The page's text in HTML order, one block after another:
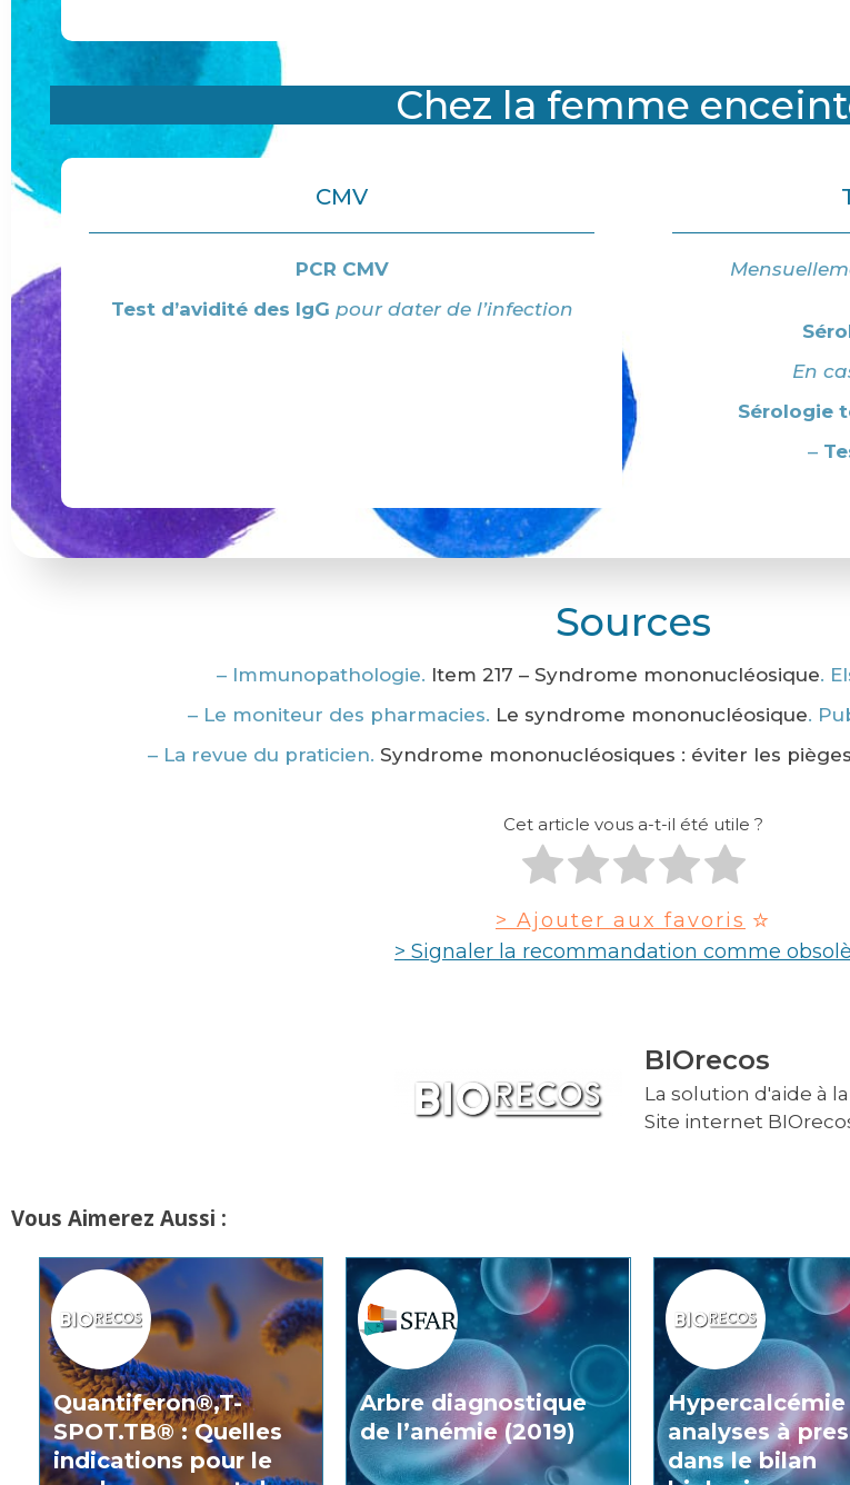
Chez la femme
CMV
PCR CMV
Test d’avidité des IgG pour dater de l’infection
En
Sérologie
–
Sources
– Immunopathologie. Item 217 – Syndrome mononucléosique.
– Le moniteur des pharmacies. Le syndrome mononucléosique.
– La revue du praticien. Syndrome mononucléosiques : éviter les pièges
Cet article vous a-t-il été utile ?
> Ajouter aux favoris
> Signaler la recommandation comme
BIOrecos
La solution d'aide à
Site internet
Vous Aimerez Aussi :
Quantiferon®,T-
SPOT.TB® : Quelles
indications pour le
Arbre diagnostique
de l’anémie (2019)
Hypercalcémie
analyses à
dans le bilan